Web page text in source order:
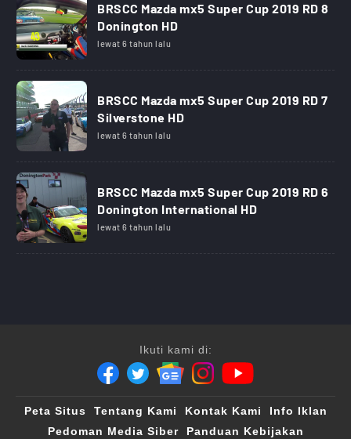
BRSCC Mazda mx5 Super Cup 2019 RD 8
Donington HD
lewat 6 tahun lalu
BRSCC Mazda mx5 Super Cup 2019 RD 7
Silverstone HD
lewat 6 tahun lalu
BRSCC Mazda mx5 Super Cup 2019 RD 6
Donington International HD
lewat 6 tahun lalu
Ikuti kami di:
Peta Situs Tentang Kami Kontak Kami
Info Iklan
Pedoman Media Siber
Panduan Kebijakan